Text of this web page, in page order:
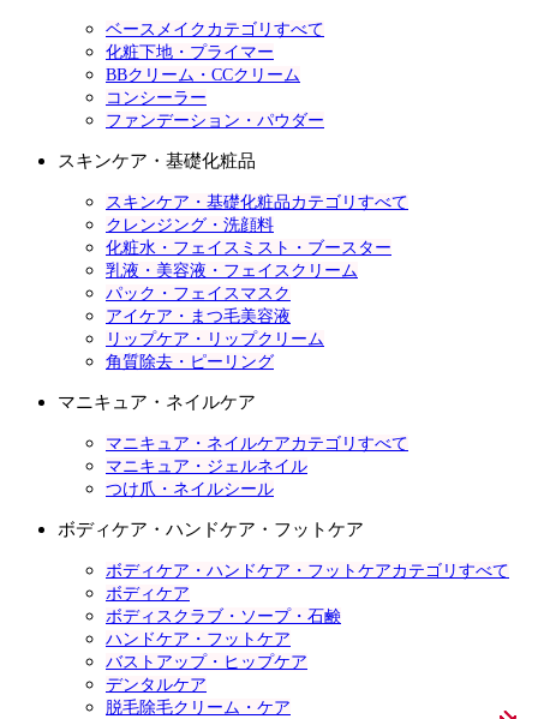
ベースメイクカテゴリすべて
化粧下地・プライマー
BBクリーム・CCクリーム
コンシーラー
ファンデーション・パウダー
スキンケア・基礎化粧品
スキンケア・基礎化粧品カテゴリすべて
クレンジング・洗顔料
化粧水・フェイスミスト・ブースター
乳液・美容液・フェイスクリーム
パック・フェイスマスク
アイケア・まつ毛美容液
リップケア・リップクリーム
角質除去・ピーリング
マニキュア・ネイルケア
マニキュア・ネイルケアカテゴリすべて
マニキュア・ジェルネイル
つけ爪・ネイルシール
ボディケア・ハンドケア・フットケア
ボディケア・ハンドケア・フットケアカテゴリすべて
ボディケア
ボディスクラブ・ソープ・石鹸
ハンドケア・フットケア
バストアップ・ヒップケア
デンタルケア
脱毛除毛クリーム・ケア